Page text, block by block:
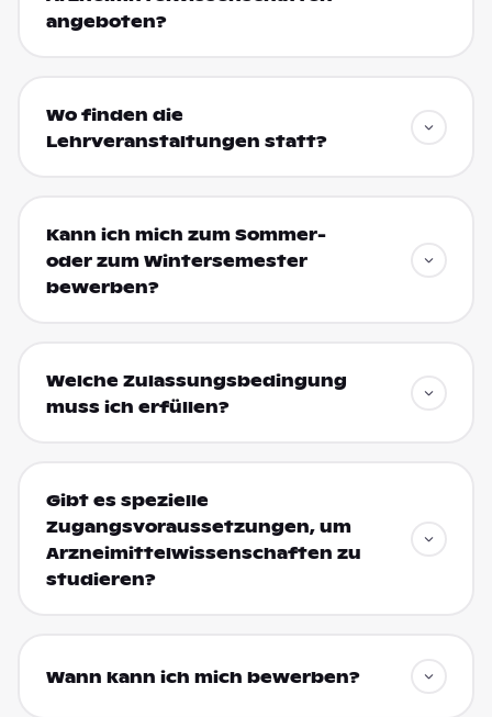
angeboten?
Wo finden die
Lehrveranstaltungen statt?
Kann ich mich zum Sommer-
oder zum Wintersemester
bewerben?
Welche Zulassungsbedingung
muss ich erfüllen?
Gibt es spezielle
Zugangsvoraussetzungen, um
Arzneimittelwissenschaften zu
studieren?
Wann kann ich mich bewerben?